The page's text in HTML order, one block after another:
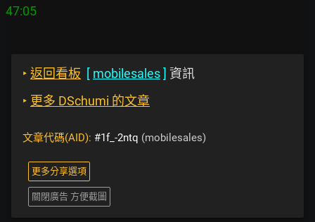
‣ 返回看板 [ mobilesales] 資訊
‣ 更多 DSchumi 的文章
文章代碼(AID): #1f_-2ntq (mobilesales)
更多分享選項
關閉廣告 方便截圖